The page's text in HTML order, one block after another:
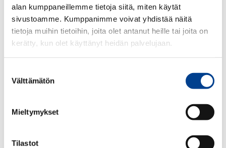
alan kumppaneillemme tietoja siitä, miten käytät
sivustoamme. Kumppanimme voivat yhdistää näitä
tietoja muihin tietoihin, joita olet antanut heille tai joita on
kerätty, kun olet käyttänyt heidän palvelujaan.
valinta
Välttämätön
Mieltymykset
Tilastot
88,46€ 6,38€